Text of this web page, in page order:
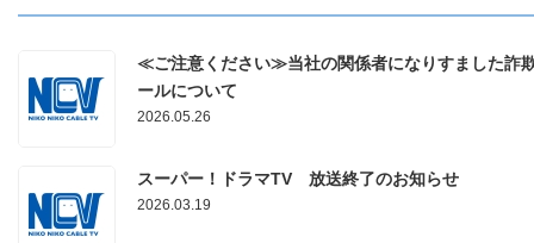
≪ご注意ください≫当社の関係者になりすました詐
ールについて
2026.05.26
スーパー！ドラマTV 放送終了のお知らせ
2026.03.19